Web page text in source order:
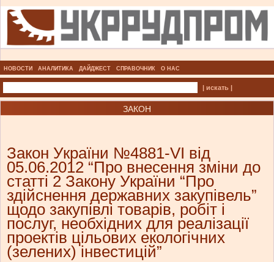
НОВОСТИ АНАЛИТИКА ДАЙДЖЕСТ СПРАВОЧНИК О НАС
| искать |
ЗАКОН
Закон України №4881-VI від
05.06.2012 “Про внесення зміни до
статті 2 Закону України “Про
здійснення державних закупівель”
щодо закупівлі товарів, робіт і
послуг, необхідних для реалізації
проектів цільових екологічних
(зелених) інвестицій”